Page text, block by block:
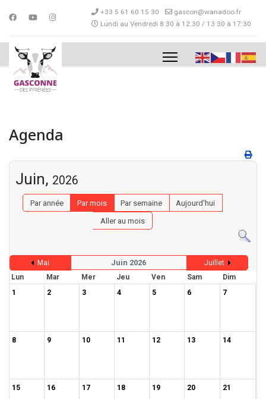
+33 5 61 60 15 30
gascon@wanadoo.fr
Lundi au Vendredi 8:30 à 12:30 / 13:30 à 17:30
Agenda
Juin, 2026
Par année Par mois Par semaine
Aujourd'hui
Aller au mois
Mai Juin 2026
Juillet
Lun
Mar Mer Jeu Ven Sam
Dim
1
2 3 4 5 6 7
8 9 10 11 12 13 14
15 16 17 18 19 20 21